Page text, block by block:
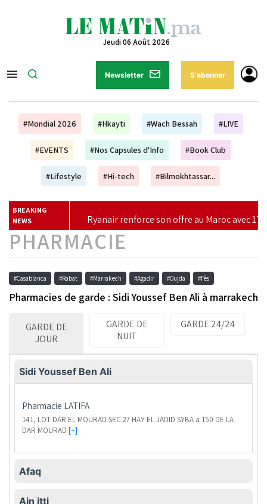
Jeudi 06 Août 2026
Newsletter S'abonner
#Mondial 2026 #Hkayti #Wach Bessah #LIVE
#EVENTS #Nos Capsules d'Info #Book Club
#Lifestyle #Hi-tech #Bilmokhtassar...
BREAKING
NEWS
Ryanair renforce son offre au Maroc avec 17 nouvelles lignes
PHARMACIE
#Casablanca #Rabat #Marrakech #Agadir #Oujda #Fès
Pharmacies de garde : Sidi Youssef Ben Ali à marrakech
GARDE DE
JOUR
GARDE DE
NUIT
GARDE 24/24
Sidi Youssef Ben Ali
Pharmacie LATIFA
141, LOT DAR EL MOURAD SEC 27 HAY EL JADID SYBA a 150 DE LA
DAR MOURAD [+]
Afaq
Ain itti